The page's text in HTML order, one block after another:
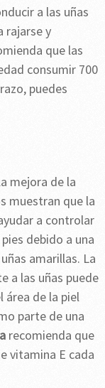
a las uñas
rajarse y
que las
consumir 700
puedes
mejora de la
muestran que la
a controlar
debido a una
amarillas. La
a las uñas puede
área de la piel
parte de una
recomienda que
vitamina E cada